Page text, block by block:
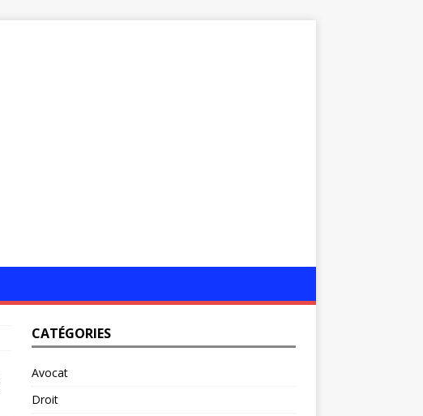
CATÉGORIES
Avocat
Droit